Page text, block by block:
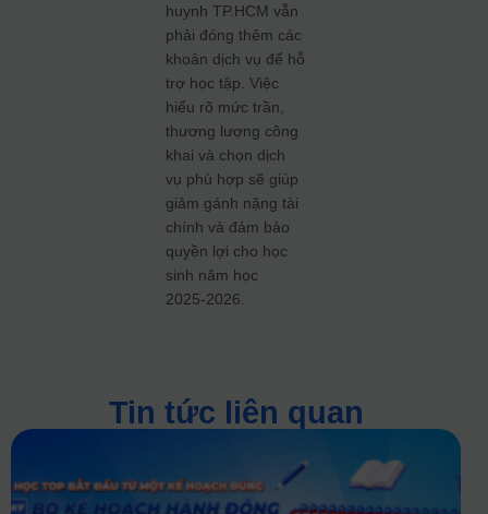
huynh TP.HCM vẫn
phải đóng thêm các
khoản dịch vụ để hỗ
trợ học tập. Việc
hiểu rõ mức trần,
thương lượng công
khai và chọn dịch
vụ phù hợp sẽ giúp
giảm gánh nặng tài
chính và đảm bảo
quyền lợi cho học
sinh năm học
2025‑2026.
Tin tức liên quan